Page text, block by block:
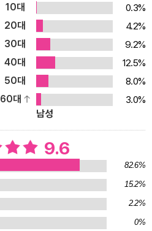
10대
0.3%
20대
4.2%
30대
9.2%
40대
12.5%
50대
8.0%
60대
3.0%
남성
9.6
82.6%
15.2%
2.2%
0%